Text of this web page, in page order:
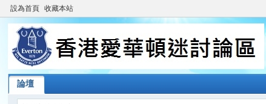
設為首頁 收藏本站
論壇